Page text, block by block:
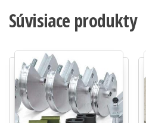
Súvisiace produkty